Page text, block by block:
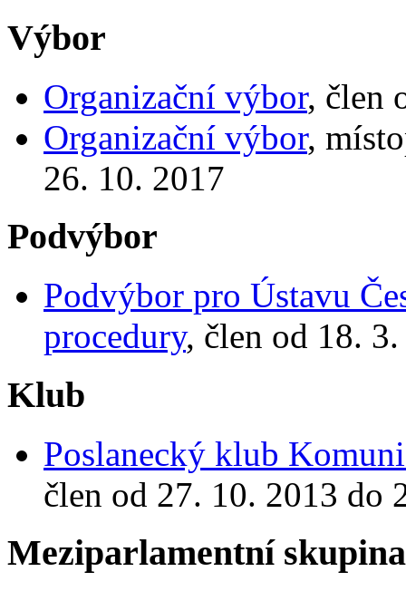
Výbor
Organizační výbor, člen
Organizační výbor,
26. 10. 2017
Podvýbor
Podvýbor pro Ústavu
procedury, člen od 18.
Klub
Poslanecký klub
člen od 27. 10. 2013 do
Meziparlamentní